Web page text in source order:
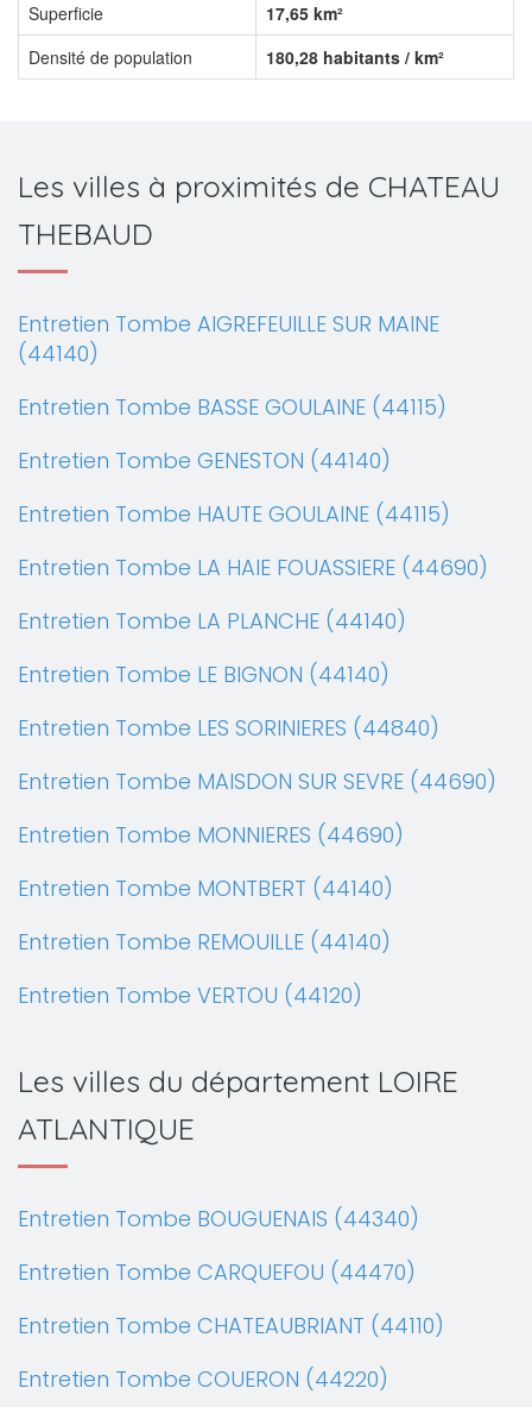
Superficie
17,65 km²
Densité de population
180,28 habitants / km²
Les villes à proximités de CHATEAU
THEBAUD
Entretien Tombe AIGREFEUILLE SUR MAINE
(44140)
Entretien Tombe BASSE GOULAINE (44115)
Entretien Tombe GENESTON (44140)
Entretien Tombe HAUTE GOULAINE (44115)
Entretien Tombe LA HAIE FOUASSIERE (44690)
Entretien Tombe LA PLANCHE (44140)
Entretien Tombe LE BIGNON (44140)
Entretien Tombe LES SORINIERES (44840)
Entretien Tombe MAISDON SUR SEVRE (44690)
Entretien Tombe MONNIERES (44690)
Entretien Tombe MONTBERT (44140)
Entretien Tombe REMOUILLE (44140)
Entretien Tombe VERTOU (44120)
Les villes du département LOIRE
ATLANTIQUE
Entretien Tombe BOUGUENAIS (44340)
Entretien Tombe CARQUEFOU (44470)
Entretien Tombe CHATEAUBRIANT (44110)
Entretien Tombe COUERON (44220)